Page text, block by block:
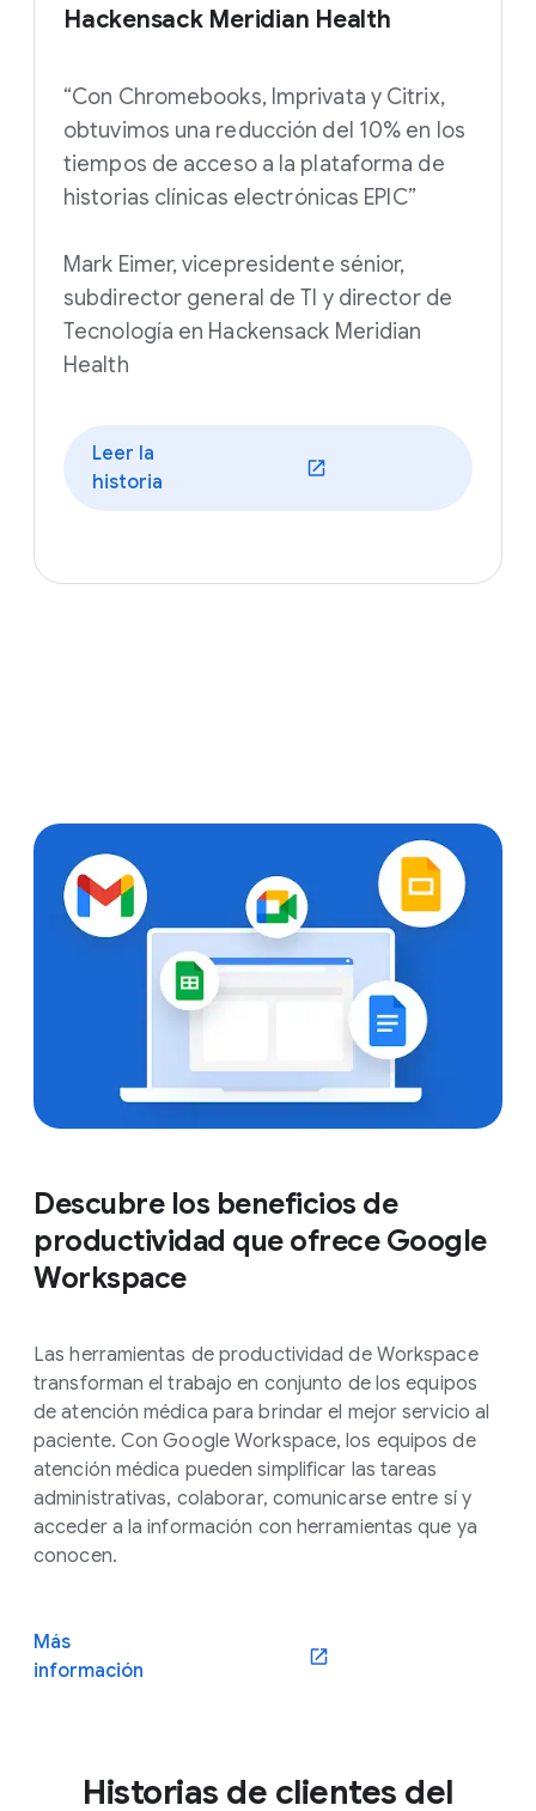
Hackensack Meridian Health
“Con Chromebooks, Imprivata y Citrix,
obtuvimos una reducción del 10% en los
tiempos de acceso a la plataforma de
historias clínicas electrónicas EPIC”
Mark Eimer, vicepresidente sénior,
subdirector general de TI y director de
Tecnología en Hackensack Meridian
Health
Leer la
historia
Descubre los beneficios de
productividad que ofrece Google
Workspace
Las herramientas de productividad de Workspace
transforman el trabajo en conjunto de los equipos
de atención médica para brindar el mejor servicio al
paciente. Con Google Workspace, los equipos de
atención médica pueden simplificar las tareas
administrativas, colaborar, comunicarse entre sí y
acceder a la información con herramientas que ya
conocen.
Más
información
Historias de clientes del